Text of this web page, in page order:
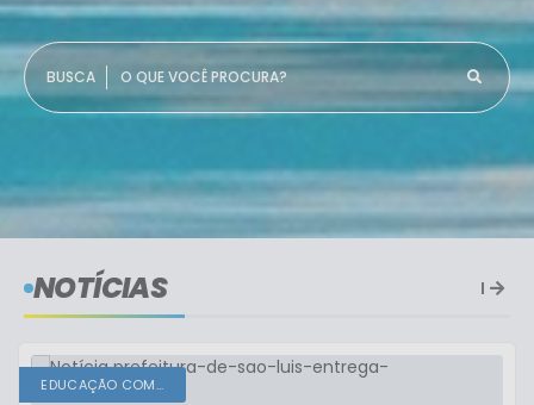
O QUE VOCÊ PROCURA?
NOTÍCIAS
EDUCAÇÃO COM...